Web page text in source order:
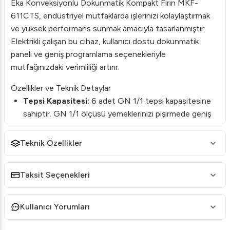
Eka Konveksiyonlu Dokunmatik Kompakt Fırın MKF-
611CTS, endüstriyel mutfaklarda işlerinizi kolaylaştırmak
ve yüksek performans sunmak amacıyla tasarlanmıştır.
Elektrikli çalışan bu cihaz, kullanıcı dostu dokunmatik
paneli ve geniş programlama seçenekleriyle
mutfağınızdaki verimliliği artırır.
Özellikler ve Teknik Detaylar
Tepsi Kapasitesi: 6 adet GN 1/1 tepsi kapasitesine
sahiptir. GN 1/1 ölçüsü yemeklerinizi pişirmede geniş
bir kapasite sunar.
Çift Yönlü Dönen Motor:
Tek bir motor ile çift yönlü
pişirme, yiyeceklerin eşit ve mükemmel pişmesini
Dokunmatik Kontrol Paneli:Sıcaklık, zaman ve nem
ekranı ile kolay kullanım sunar.
Teknik Özellikler
Taksit Seçenekleri
Kullanıcı Yorumları